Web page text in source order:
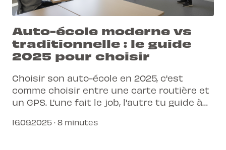
Auto-école moderne vs
traditionnelle : le guide
2025 pour choisir
Choisir son auto-école en 2025, c'est
comme choisir entre une carte routière et
un GPS. L'une fait le job, l'autre tu guide à
stress. Découvre pourquoi l'approche
16.09.2025 · 8 minutes